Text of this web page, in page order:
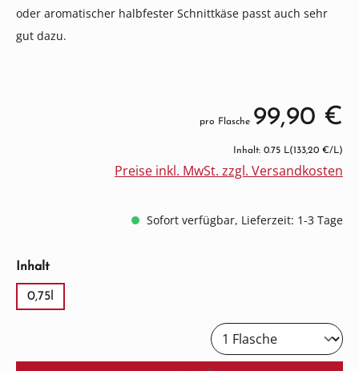
oder aromatischer halbfester Schnittkäse passt auch sehr
gut dazu.
pro Flasche 99,90 €
Inhalt: 0.75 L(133,20 €/L)
Preise inkl. MwSt. zzgl. Versandkosten
Sofort verfügbar, Lieferzeit: 1-3 Tage
Inhaltauswählen
0,75l